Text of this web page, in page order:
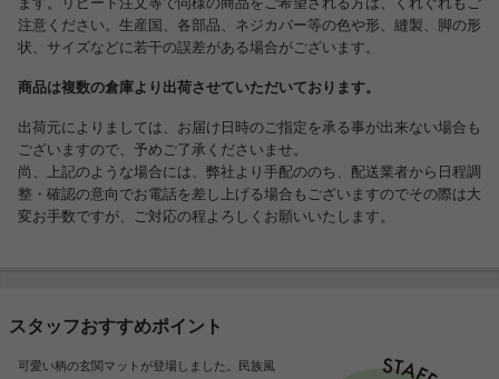
注意ください。生産国、各部品、ネジカバー等の色や形、縫製、脚の形
状、サイズなどに若干の誤差がある場合がございます。
商品は複数の倉庫より出荷させていただいております。
出荷元によりましては、お届け日時のご指定を承る事が出来ない場合も
ございますので、予めご了承くださいませ。
尚、上記のような場合には、弊社より手配ののち、配送業者から日程調
整・確認の意向でお電話を差し上げる場合もございますのでその際は大
変お手数ですが、ご対応の程よろしくお願いいたします。
スタッフおすすめポイント
可愛い柄の玄関マットが登場しました。民族風